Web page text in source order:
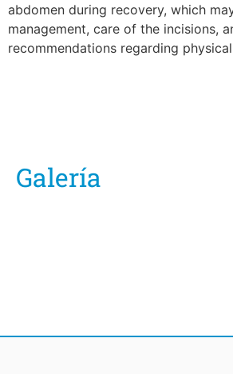
abdomen during recovery, which
management, care of the incisions,
recommendations regarding
Galería